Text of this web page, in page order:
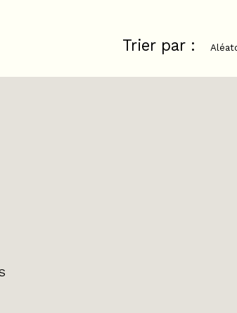
Trier par :